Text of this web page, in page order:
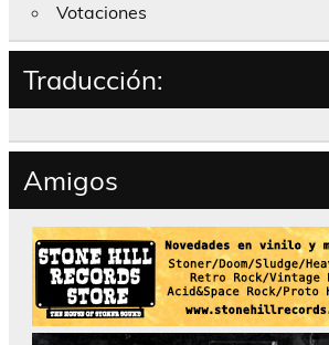
Votaciones
Traducción:
Amigos